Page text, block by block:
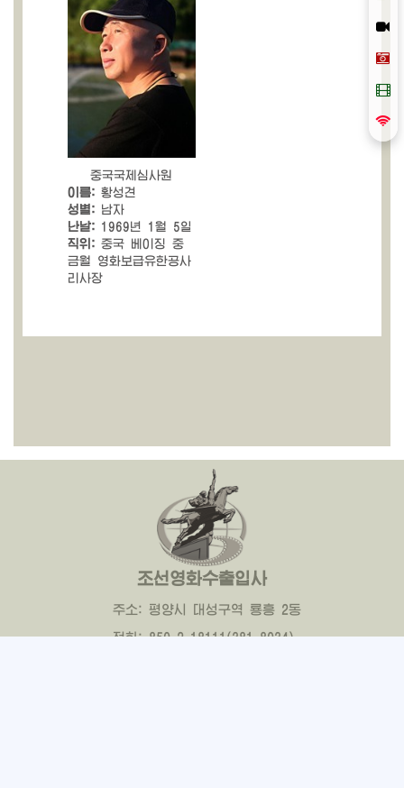
중국국제심사원
이름: 황성견
성별: 남자
난날: 1969년 1월 5일
직위: 중국 베이징 중
금월 영화보급유한공사
리사장
조선영화수출입사
주소: 평양시 대성구역 룡흥 2동
전화: 850-2-18111(381-8034)